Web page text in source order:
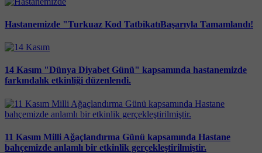
Hastanemizde "Turkuaz Kod TatbikatıBaşarıyla Tamamlandı!
14 Kasım "Dünya Diyabet Günü" kapsamında hastanemizde
farkındalık etkinliği düzenlendi.
11 Kasım Milli Ağaçlandırma Günü kapsamında Hastane
bahçemizde anlamlı bir etkinlik gerçekleştirilmiştir.